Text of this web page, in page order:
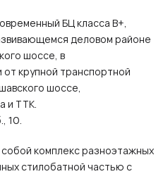
БЦ класса В+,
деловом районе
шоссе, в
крупной транспортной
шоссе,
и ТТК.
10.
комплекс разноэтажных
стилобатной частью с